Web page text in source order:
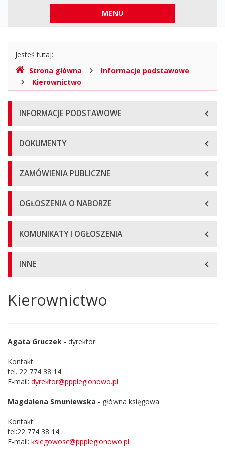
MENU
Gdzie
jesteśmy
Jesteś tutaj:
Strona główna
Informacje podstawowe
Kierownictwo
Menu
główne
INFORMACJE PODSTAWOWE
DOKUMENTY
ZAMÓWIENIA PUBLICZNE
OGŁOSZENIA O NABORZE
KOMUNIKATY I OGŁOSZENIA
INNE
Główna
treść
Kierownictwo
Agata Gruczek - dyrektor
Kontakt:
tel. 22 774 38 14
E-mail: dyrektor@ppplegionowo.pl
Magdalena Smuniewska - główna księgowa
Kontakt:
tel:22 774 38 14
E-mail: ksiegowosc@ppplegionowo.pl